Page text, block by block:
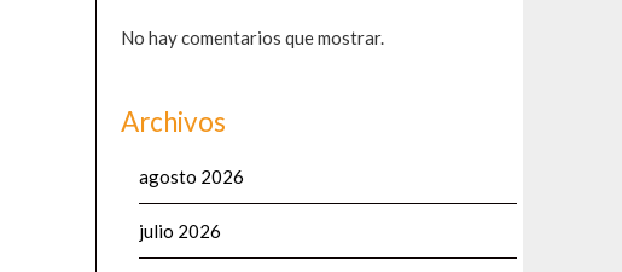
No hay comentarios que mostrar.
Archivos
agosto 2026
julio 2026